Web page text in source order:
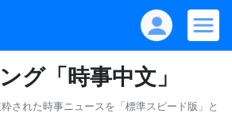
グ「時事中文」
された時事ニュースを「標準スピード版」と